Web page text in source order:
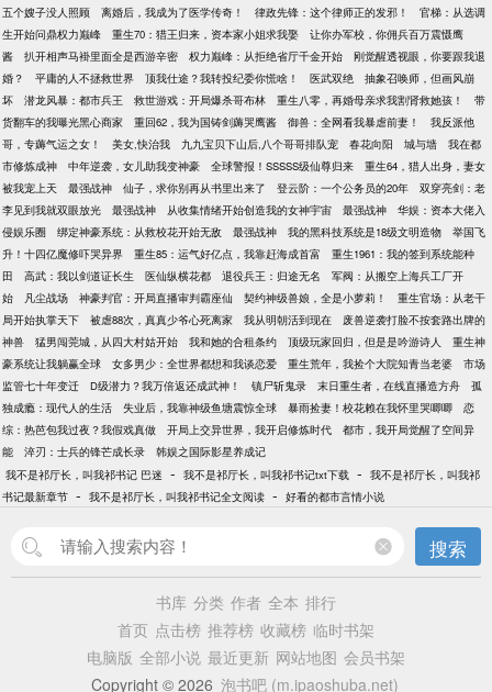
五个嫂子没人照顾
离婚后，我成为了医学传奇！ 律政先锋：这个律师正的发邪！
官梯：从选调
生开始问鼎权力巅峰
重生70：猎王归来，资本家小姐求我娶
让你办军校，你佣兵百万震慑鹰
酱
扒开相声马褂里面全是西游辛密 权力巅峰：从拒绝省厅千金开始
刚觉醒透视眼，你要跟我退
婚？
平庸的人不拯救世界 顶我仕途？我转投纪委你慌啥！ 医武双绝
抽象召唤师，但画风崩
坏
潜龙风暴：都市兵王 救世游戏：开局爆杀哥布林 重生八零，再婚母亲求我割肾救她孩！
带
货翻车的我曝光黑心商家
重回62，我为国铸剑薅哭鹰酱 御兽：全网看我暴虐前妻！
我反派他
哥，专薅气运之女！
美女,快治我 九九宝贝下山后,八个哥哥排队宠 春花向阳 城与墙
我在都
市修炼成神
中年逆袭，女儿助我变神豪 全球警报！SSSSS级仙尊归来
重生64，猎人出身，妻女
被我宠上天
最强战神 仙子，求你别再从书里出来了 登云阶：一个公务员的20年
双穿亮剑：老
李见到我就双眼放光
最强战神 从收集情绪开始创造我的女神宇宙 最强战神
华娱：资本大佬入
侵娱乐圈
绑定神豪系统：从救校花开始无敌 最强战神 我的黑科技系统是18级文明造物
举国飞
升！十四亿魔修吓哭异界
重生85：运气好亿点，我靠赶海成首富
重生1961：我的签到系统能种
田
高武：我以剑道证长生 医仙纵横花都 退役兵王：归途无名
军阀：从搬空上海兵工厂开
始
凡尘战场 神豪判官：开局直播审判霸座仙 契约神级兽娘，全是小萝莉！
重生官场：从老干
局开始执掌天下
被虐88次，真真少爷心死离家 我从明朝活到现在
废兽逆袭打脸不按套路出牌的
神兽
猛男闯莞城，从四大村姑开始 我和她的合租条约 顶级玩家回归，但是是吟游诗人
重生神
豪系统让我躺赢全球
女多男少：全世界都想和我谈恋爱 重生荒年，我捡个大院知青当老婆
市场
监管七十年变迁
D级潜力？我万倍返还成武神！ 镇尸斩鬼录 末日重生者，在线直播造方舟
孤
独成瘾：现代人的生活
失业后，我靠神级鱼塘震惊全球 暴雨捡妻！校花赖在我怀里哭唧唧
恋
综：热芭包我过夜？我假戏真做
开局上交异世界，我开启修炼时代
都市，我开局觉醒了空间异
能
淬刃：士兵的锋芒成长录
韩娱之国际影星养成记
我不是祁厅长，叫我祁书记 巴迷 - 我不是祁厅长，叫我祁书记txt下载 - 我不是祁厅长，叫我祁
书记最新章节 - 我不是祁厅长，叫我祁书记全文阅读 - 好看的都市言情小说
搜索
书库 分类 作者 全本 排行
首页 点击榜 推荐榜 收藏榜 临时书架
电脑版 全部小说 最近更新 网站地图 会员书架
Copyright © 2026 泡书吧 (m.ipaoshuba.net)